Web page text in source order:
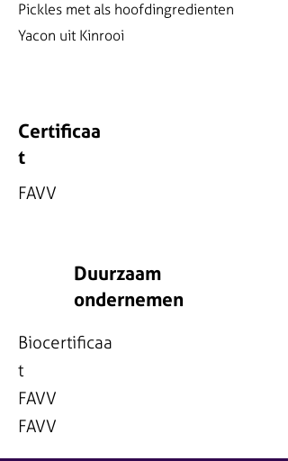
Pickles met als hoofdingredienten
Yacon uit Kinrooi
Certificaa
t
FAVV
Duurzaam
ondernemen
Biocertificaa
t
FAVV
FAVV